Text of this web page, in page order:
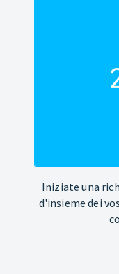
Iniziate una
d'insieme dei